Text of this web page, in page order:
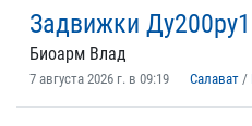
Задвижки
Биоарм Влад
7 августа 2026 г. в 09:19 Салават /